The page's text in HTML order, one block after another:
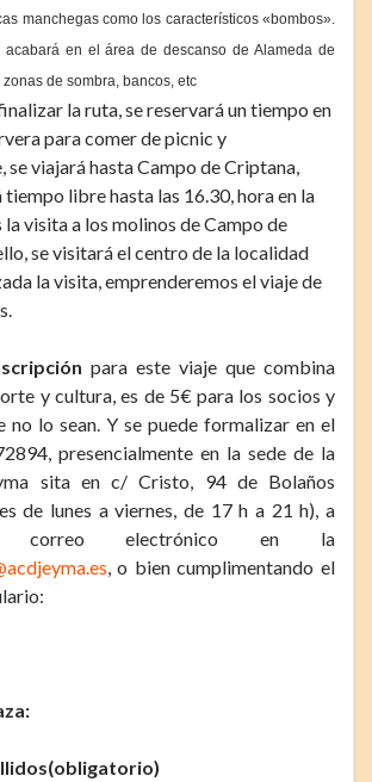
manchegas como los característicos «bombos».
acabará en el área de descanso de Alameda de
de sombra, bancos, etc
la ruta, se reservará un tiempo en
para comer de picnic y
viajará hasta Campo de Criptana,
tiempo libre hasta las 16.30, hora en la
visita a los molinos de Campo de
se visitará el centro de la localidad
la visita, emprenderemos el viaje de
para este viaje que combina
y cultura, es de 5€ para los socios y
no lo sean. Y se puede formalizar en el
presencialmente en la sede de la
sita en c/ Cristo, 94 de Bolaños
de lunes a viernes, de 17 h a 21 h), a
correo electrónico en la
, o bien cumplimentando el
(obligatorio)